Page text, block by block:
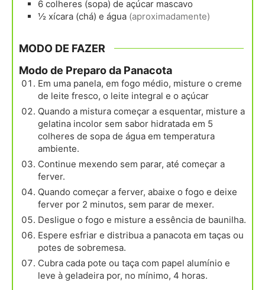
6 colheres (sopa) de açúcar mascavo
½ xícara (chá) e água (aproximadamente)
MODO DE FAZER
Modo de Preparo da Panacota
Em uma panela, em fogo médio, misture o creme
de leite fresco, o leite integral e o açúcar
Quando a mistura começar a esquentar, misture a
gelatina incolor sem sabor hidratada em 5
colheres de sopa de água em temperatura
ambiente.
Continue mexendo sem parar, até começar a
ferver.
Quando começar a ferver, abaixe o fogo e deixe
ferver por 2 minutos, sem parar de mexer.
Desligue o fogo e misture a essência de baunilha.
Espere esfriar e distribua a panacota em taças ou
potes de sobremesa.
Cubra cada pote ou taça com papel alumínio e
leve à geladeira por, no mínimo, 4 horas.